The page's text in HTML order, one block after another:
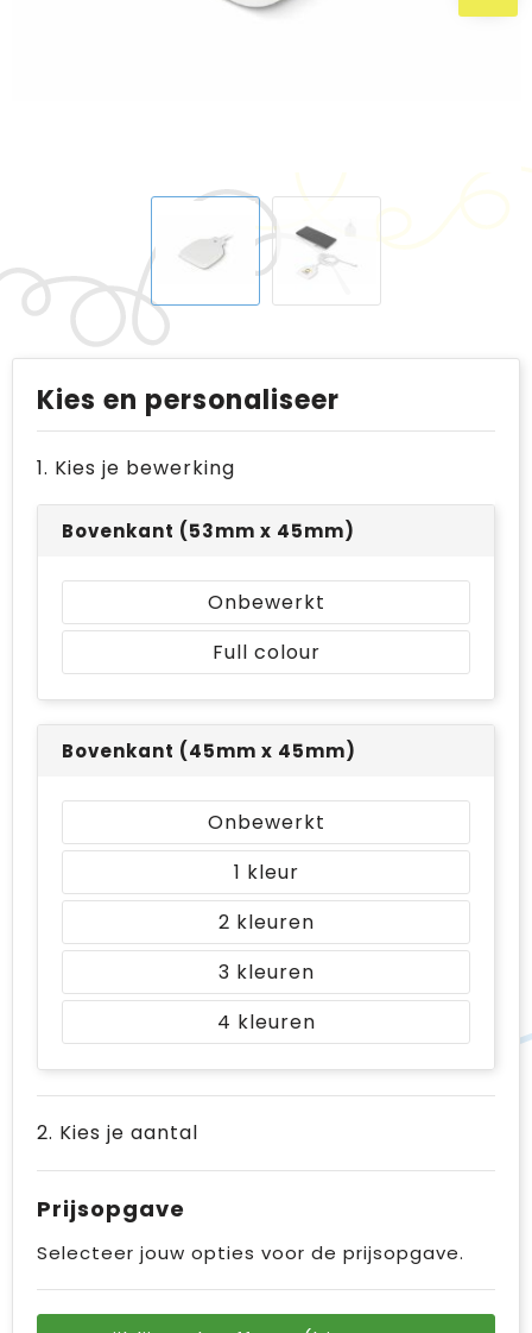
Kies en personaliseer
1. Kies je bewerking
Bovenkant (53mm x 45mm)
Onbewerkt
Full colour
Bovenkant (45mm x 45mm)
Onbewerkt
1
2
3
4
2. Kies je aantal
Prijsopgave
Selecteer jouw opties voor de prijsopgave.